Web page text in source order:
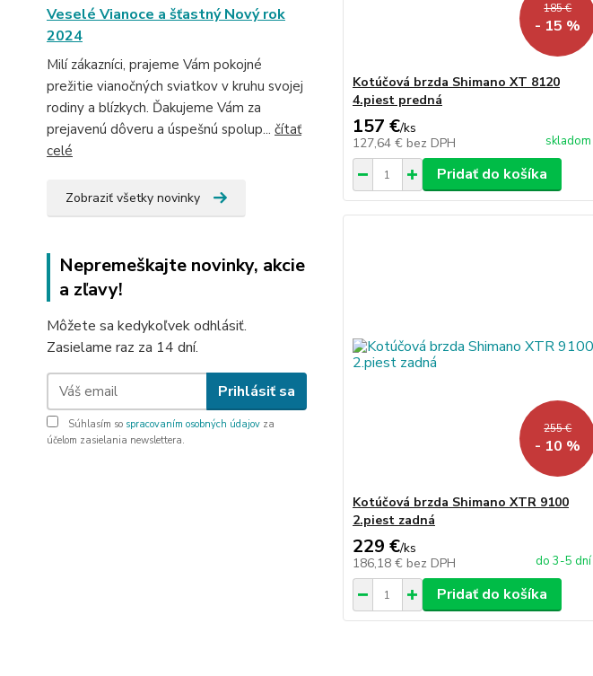
Veselé Vianoce a šťastný Nový rok
2024
Milí zákazníci, prajeme Vám pokojné
prežitie vianočných sviatkov v kruhu svojej
rodiny a blízkych. Ďakujeme Vám za
prejavenú dôveru a úspešnú spolup... čítať
celé
Zobraziť všetky novinky
Nepremeškajte novinky, akcie
a zľavy!
Môžete sa kedykoľvek odhlásiť.
Zasielame raz za 14 dní.
Prihlásiť sa
Súhlasím so spracovaním osobných údajov za
účelom zasielania newslettera.
185 €
- 15 %
Kotúčová brzda Shimano XT 8120
4.piest predná
157 €/ks
127,64 € bez DPH skladom
Pridať do košíka
255 €
- 10 %
Kotúčová brzda Shimano XTR 9100
2.piest zadná
229 €/ks
186,18 € bez DPH do 3-5 dní
Pridať do košíka